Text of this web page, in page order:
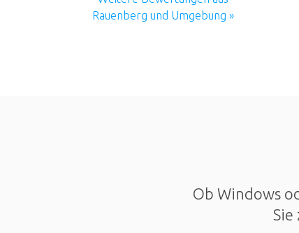
Rauenberg und Umgebung »
Ob Windows